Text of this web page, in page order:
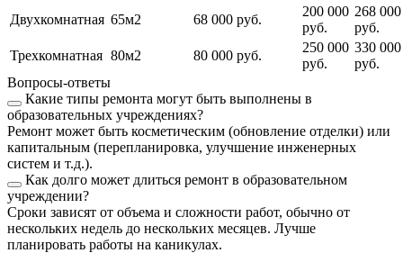
Двухкомнатная 65м2 68 000 руб.
200 000
руб.
268 000
руб.
Трехкомнатная 80м2 80 000 руб.
250 000
руб.
330 000
руб.
Вопросы-ответы
Какие типы ремонта могут быть выполнены в
образовательных учреждениях?
Ремонт может быть косметическим (обновление отделки) или
капитальным (перепланировка, улучшение инженерных
систем и т.д.).
Как долго может длиться ремонт в образовательном
учреждении?
Сроки зависят от объема и сложности работ, обычно от
нескольких недель до нескольких месяцев. Лучше
планировать работы на каникулах.